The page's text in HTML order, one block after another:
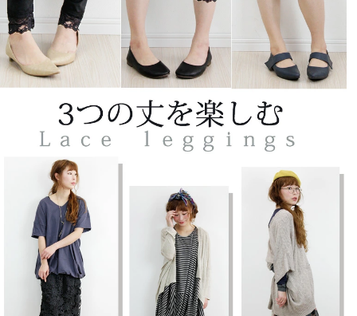
購入者
非公開
投稿日
2018/05/24
普段着ているサイズで購入しましたが伸縮性があまりな
いので冷え対策として使いたいと思います。次回は、ワ
ンサイズ大きめでりピしたいと思ってます。
2
女性
投稿日
2017/10/20
使い勝手良好。
大変使いやすい。
特に不満もなし。